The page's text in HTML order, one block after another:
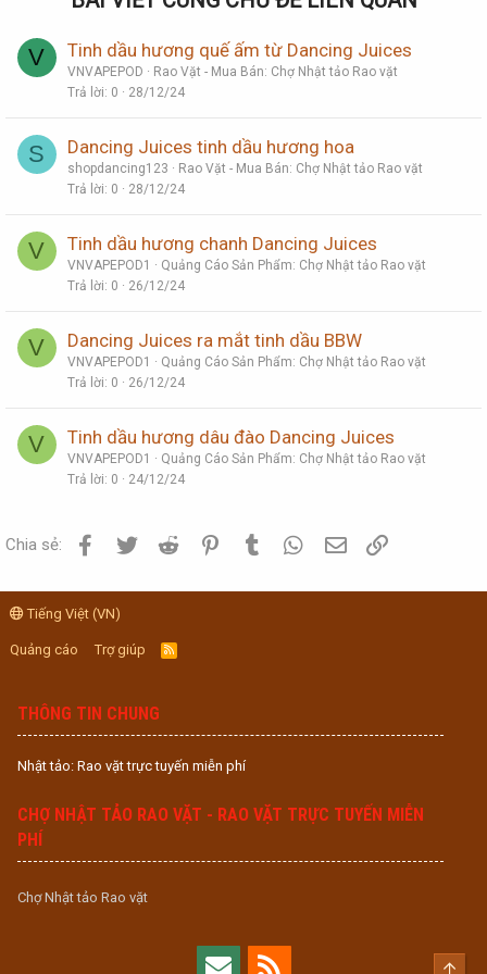
V Tinh dầu hương quế ấm từ Dancing Juices
VNVAPEPOD
Rao Vặt - Mua Bán: Chợ Nhật tảo Rao vặt
Trả lời 0 28/12/24
S Dancing Juices tinh dầu hương hoa
shopdancing123
Rao Vặt - Mua Bán: Chợ Nhật tảo Rao vặt
Trả lời 0 28/12/24
V Tinh dầu hương chanh Dancing Juices
VNVAPEPOD1
Quảng Cáo Sản Phẩm: Chợ Nhật tảo Rao vặt
Trả lời 0 26/12/24
V Dancing Juices ra mắt tinh dầu BBW
VNVAPEPOD1
Quảng Cáo Sản Phẩm: Chợ Nhật tảo Rao vặt
Trả lời 0 26/12/24
V Tinh dầu hương dâu đào Dancing Juices
VNVAPEPOD1
Quảng Cáo Sản Phẩm: Chợ Nhật tảo Rao vặt
Trả lời 0 24/12/24
Chia sẻ: Facebook
Twitter Reddit PinterestTumblr WhatsApp
Email
Tiếng Việt (VN)
Quảng cáo Trợ giúp
R
S
THÔNG TIN CHUNG
Nhật tảo: Rao vặt trực tuyến miễn phí
CHỢ NHẬT TẢO RAO VẶT - RAO VẶT TRỰC TUYẾN MIỄN
PHÍ
Chợ Nhật tảo Rao vặt
Top